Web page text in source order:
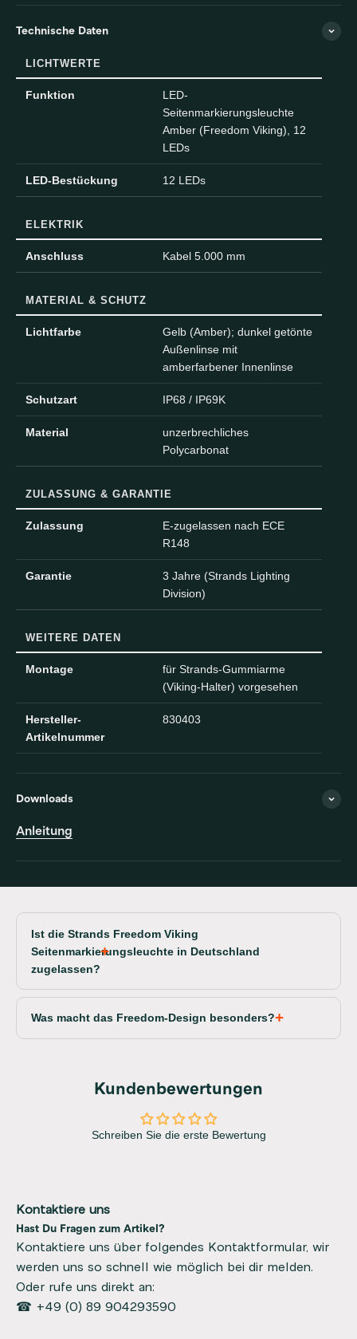
Technische Daten
LICHTWERTE
Funktion
LED-
Seitenmarkierungsleuchte
Amber (Freedom Viking), 12
LEDs
LED-Bestückung 12 LEDs
ELEKTRIK
Anschluss Kabel 5.000 mm
MATERIAL & SCHUTZ
Lichtfarbe
Gelb (Amber); dunkel getönte
Außenlinse mit
amberfarbener Innenlinse
Schutzart IP68 / IP69K
Material
unzerbrechliches
Polycarbonat
ZULASSUNG & GARANTIE
Zulassung
E-zugelassen nach ECE
R148
Garantie
3 Jahre (Strands Lighting
Division)
WEITERE DATEN
Montage
für Strands-Gummiarme
(Viking-Halter) vorgesehen
Hersteller-
Artikelnummer
830403
Downloads
Anleitung
Ist die Strands Freedom Viking
Seitenmarkierungsleuchte in Deutschland
zugelassen?
Was macht das Freedom-Design besonders?
Kundenbewertungen
Schreiben Sie die erste Bewertung
Kontaktiere uns
Hast Du Fragen zum Artikel?
Kontaktiere uns über folgendes Kontaktformular, wir
werden uns so schnell wie möglich bei dir melden.
Oder rufe uns direkt an:
☎ +49 (0) 89 904293590